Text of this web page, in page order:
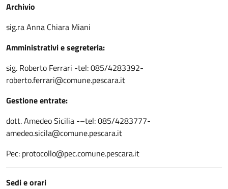
Archivio
sig.ra Anna Chiara Miani
Amministrativi e segreteria:
sig. Roberto Ferrari -tel: 085/4283392-
roberto.ferrari@comune.pescara.it
Gestione entrate:
dott. Amedeo Sicilia -–tel: 085/4283777-
amedeo.sicila@comune.pescara.it
Pec: protocollo@pec.comune.pescara.it
Sedi e orari